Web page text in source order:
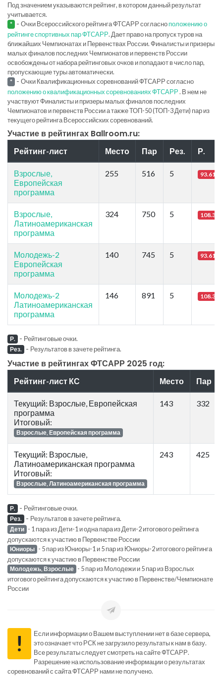
Под значением указываются рейтинг, в котором данный результат
учитывается.
* - Очки Всероссийского рейтинга ФТСАРР согласноположению о
рейтинге спортивных пар ФТСАРР. Дает право на пропуск туров на
ближайших Чемпионатах и Первенствах России. Финалисты и призеры
малых финалов последних Чемпионатов и первенств России
освобождены от набора рейтинговых очков и попадают в число пар,
пропускающие туры автоматически.
* - Очки Квалификационных соревнований ФТСАРР согласно
положению о квалификационных соревнованиях ФТСАРР. В нем не
участвуют Финалисты и призеры малых финалов последних
Чемпионатов и первенств России а также ТОП-50 (ТОП-3 Дети) пар из
текущего рейтинга Всероссийских соревнований.
Участие в рейтингах Ballroom.ru:
Рейтинг-лист Место Пар Рез. Р.
Взрослые,
Европейская
программа
255 516 5 93.61
Взрослые,
Латиноамериканская
программа
324 750 5 108.33
Молодежь-2
Европейская
программа
140 745 5 93.61
Молодежь-2
Латиноамериканская
программа
146 891 5 108.33
Р. - Рейтинговые очки.
Рез. - Результатов в зачете рейтинга.
Участие в рейтингах ФТСАРР 2025 год:
Рейтинг-лист КС Место Пар
Текущий: Взрослые, Европейская
программа
Итоговый:
Взрослые, Европейская программа
143 332
Текущий: Взрослые,
Латиноамериканская программа
Итоговый:
Взрослые, Латиноамериканская программа
243 425
Р. - Рейтинговые очки.
Рез. - Результатов в зачете рейтинга.
Дети - 1 пара из Дети-1 и одна пара из Дети-2 итогового рейтинга
допускаются к участию в Первенстве России
Юниоры - 5 пар из Юниоры-1 и 5 пар из Юниоры-2 итогового рейтинга
допускаются к участию в Первенстве России
Молодежь, Взрослые - 5 пар из Молодежи и 5 пар из Взрослых
итогового рейтинга допускаются к участию в Первенстве/Чемпионате
России
!
Если информации о Вашем выступлении нет в базе сервера,
это означает что РСК не загрузило результаты к нам в базу.
Все результаты следует смотреть на сайте ФТСАРР.
Разрешение на использование информации о результатах
соревнований с сайта ФТСАРР нами не получено.